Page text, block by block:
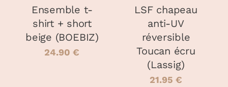
PEUVENT
ÊTRE
CHOISIES
SUR
LA
Ensemble t-
shirt + short
beige (BOEBIZ)
24.90€
PEUVENT
ÊTRE
CHOISIES
SUR
LA
PAGE
DU
PRODUIT
LSF chapeau
anti-UV
réversible
Toucan écru
(Lassig)
21.95 €